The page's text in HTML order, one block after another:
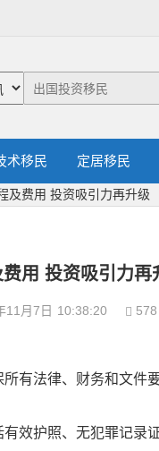
术移民 定居移民
及费用 投资吸引力再升级
用 投资吸引力再
11月7日 10:38:20
有法律、财务和文件
效护照、无犯罪记录